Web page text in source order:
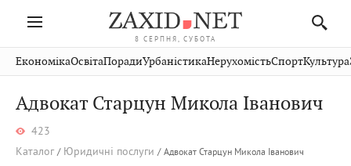
8 СЕРПНЯ, СУБОТА
Івано-
Франківськ
Тернопіль
Закарпаття
Рівне
Шептицький
Стрий
Хмельницький
Публікації
Авто СловкоКультура
Кіно Дім СпортКраєзнавство
тварини
ЕкономікаОсвітаПорадиУрбаністикаНерухомістьСпортКультура
Адвокат Старцун Микола Іванович
423
Каталог
Юридичні послуги Адвокат Старцун Микола Іванович